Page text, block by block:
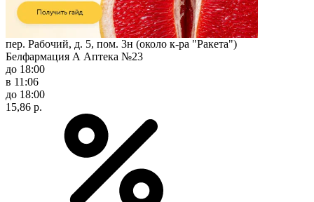
пер. Рабочий, д. 5, пом. 3н (около к-ра "Ракета")
Белфармация А Аптека №23
до 18:00
в 11:06
до 18:00
15,86 р.